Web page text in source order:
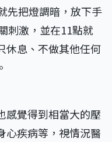
先把燈調暗，放下手
刺激，並在11點就
休息、不做其他任何
感覺得到相當大的壓
心疾病等，視情況醫